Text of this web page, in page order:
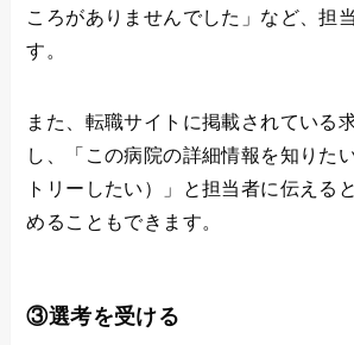
ころがありませんでした」など、担
す。
また、転職サイトに掲載されている
し、「この病院の詳細情報を知りた
トリーしたい）」と担当者に伝える
めることもできます。
③選考を受ける